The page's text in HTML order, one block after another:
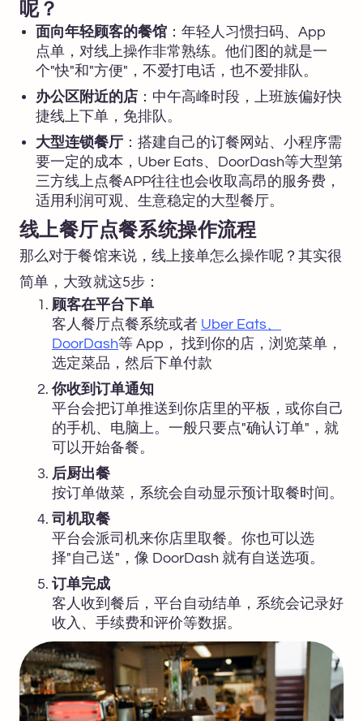
呢？
面向年轻顾客的餐馆 ：年轻人习惯扫码、App
点单，对线上操作非常熟练。他们图的就是一
个"快"和"方便"，不爱打电话，也不爱排队。
办公区附近的店 ：中午高峰时段，上班族偏好快
捷线上下单，免排队。
大型连锁餐厅 ：搭建自己的订餐网站、小程序需
要一定的成本，Uber Eats、DoorDash等大型第
三方线上点餐APP往往也会收取高昂的服务费，
适用利润可观、生意稳定的大型餐厅。
线上餐厅点餐系统操作流程
那么对于餐馆来说，线上接单怎么操作呢？其实很
简单，大致就这5步：
顾客在平台下单
客人餐厅点餐系统或者 Uber Eats、
DoorDash等 App， 找到你的店，浏览菜单，
选定菜品，然后下单付款
你收到订单通知
平台会把订单推送到你店里的平板，或你自己
的手机、电脑上。一般只要点"确认订单"，就
可以开始备餐。
后厨出餐
按订单做菜，系统会自动显示预计取餐时间。
司机取餐
平台会派司机来你店里取餐。你也可以选
择"自己送"，像 DoorDash 就有自送选项。
订单完成
客人收到餐后，平台自动结单，系统会记录好
收入、手续费和评价等数据。